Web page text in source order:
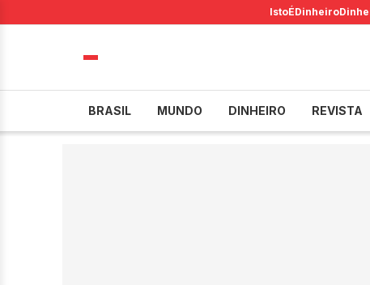
IstoÉDinheiro
BRASIL MUNDO DINHEIRO REVISTA